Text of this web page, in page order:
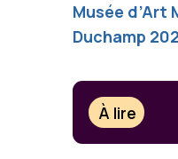
Musée d’Art
Duchamp
À lire